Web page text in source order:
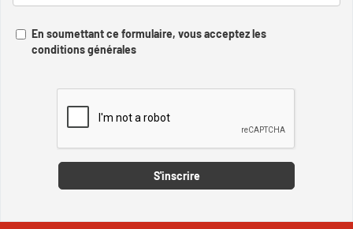
En soumettant ce formulaire, vous acceptez les
conditions générales
S'inscrire